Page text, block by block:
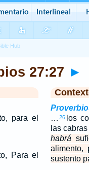
27:27 ►
para el
Para el
… 26 los
las cabras
habrá
alimento,
sustento